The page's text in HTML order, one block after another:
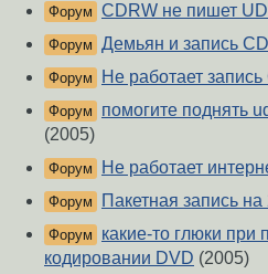
Форум CDRW не пишет
Форум Демьян и запись
Форум Не работает
Форум
помогите поднять
(2005)
Форум Не работает
Форум Пакетная запись на
Форум
какие-то глюки при
кодировании DVD (2005)